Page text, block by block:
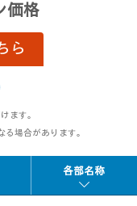
価格
ら
ます。
場合があります。
各部名称